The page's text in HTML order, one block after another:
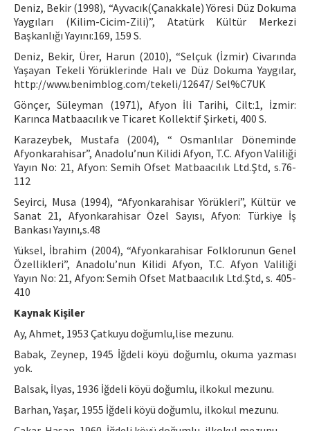
Deniz, Bekir (1998), “Ayvacık(Çanakkale) Yöresi Düz Dokuma
Yaygıları (Kilim-Cicim-Zili)”, Atatürk Kültür Merkezi
Başkanlığı Yayını:169, 159 S.
Deniz, Bekir, Ürer, Harun (2010), “Selçuk (İzmir) Civarında
Yaşayan Tekeli Yörüklerinde Halı ve Düz Dokuma Yaygılar,
http://www.benimblog.com/tekeli/12647/ Sel%C7UK
Gönçer, Süleyman (1971), Afyon İli Tarihi, Cilt:1, İzmir:
Karınca Matbaacılık ve Ticaret Kollektif Şirketi, 400 S.
Karazeybek, Mustafa (2004), “ Osmanlılar Döneminde
Afyonkarahisar”, Anadolu’nun Kilidi Afyon, T.C. Afyon Valiliği
Yayın No: 21, Afyon: Semih Ofset Matbaacılık Ltd.Ştd, s.76-
112
Seyirci, Musa (1994), “Afyonkarahisar Yörükleri”, Kültür ve
Sanat 21, Afyonkarahisar Özel Sayısı, Afyon: Türkiye İş
Bankası Yayını,s.48
Yüksel, İbrahim (2004), “Afyonkarahisar Folklorunun Genel
Özellikleri”, Anadolu’nun Kilidi Afyon, T.C. Afyon Valiliği
Yayın No: 21, Afyon: Semih Ofset Matbaacılık Ltd.Ştd, s. 405-
410
Kaynak Kişiler
Ay, Ahmet, 1953 Çatkuyu doğumlu,lise mezunu.
Babak, Zeynep, 1945 İğdeli köyü doğumlu, okuma yazması
yok.
Balsak, İlyas, 1936 İğdeli köyü doğumlu, ilkokul mezunu.
Barhan, Yaşar, 1955 İğdeli köyü doğumlu, ilkokul mezunu.